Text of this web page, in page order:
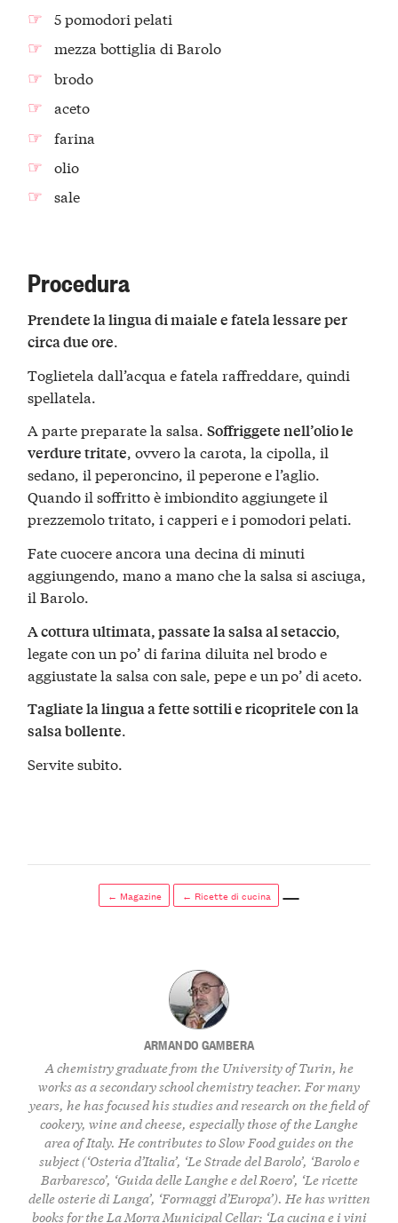
5 pomodori pelati
mezza bottiglia di Barolo
brodo
aceto
farina
olio
sale
Procedura
Prendete la lingua di maiale e fatela lessare per
circa due ore.
Toglietela dall’acqua e fatela raffreddare, quindi
spellatela.
A parte preparate la salsa.Soffriggete nell’olio le
verdure tritate, ovvero la carota, la cipolla, il
sedano, il peperoncino, il peperone e l’aglio.
Quando il soffritto è imbiondito aggiungete il
prezzemolo tritato, i capperi e i pomodori pelati.
Fate cuocere ancora una decina di minuti
aggiungendo, mano a mano che la salsa si asciuga,
il Barolo.
A cottura ultimata, passate la salsa al setaccio
legate con un po’ di farina diluita nel brodo e
aggiustate la salsa con sale, pepe e un po’ di aceto.
Tagliate la lingua a fette sottili e ricopritele con la
salsa bollente.
Servite subito.
← Magazine ← Ricette di cucina
ARMANDO GAMBERA
A chemistry graduate from the University of Turin, he
works as a secondary school chemistry teacher. For many
years, he has focused his studies and research on the field of
cookery, wine and cheese, especially those of the Langhe
area of Italy. He contributes to Slow Food guides on the
subject (‘Osteria d’Italia’, ‘Le Strade del Barolo’, ‘Barolo e
Barbaresco’, ‘Guida delle Langhe e del Roero’, ‘Le ricette
delle osterie di Langa’, ‘Formaggi d’Europa’). He has written
books for the La Morra Municipal Cellar: ‘La cucina e i vini